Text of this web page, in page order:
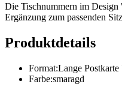
Die Tischnummern im
Ergänzung zum passenden
Produktdetails
Format:Lange Postkarte
Farbe:smaragd